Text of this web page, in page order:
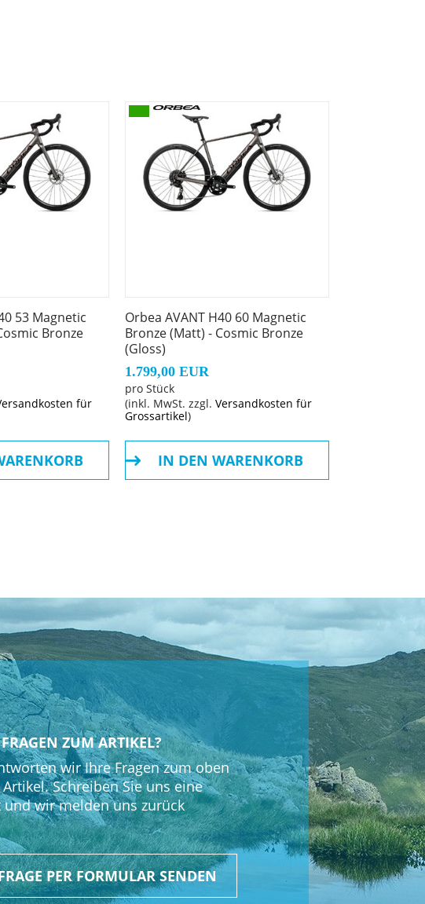
axle 12x100mm, thread M12x2 P1
53 Magnetic
Bronze
für
Orbea AVANT H40 60 Magnetic
Bronze (Matt) - Cosmic Bronze
(Gloss)
1.799,00 EUR
pro Stück
(inkl. MwSt. zzgl. Versandkosten für
Grossartikel)
IN DEN WARENKORB
ZUM ARTIKEL?
wir Ihre Fragen zum oben
Schreiben Sie uns eine
wir melden uns zurück
PER FORMULAR SENDEN